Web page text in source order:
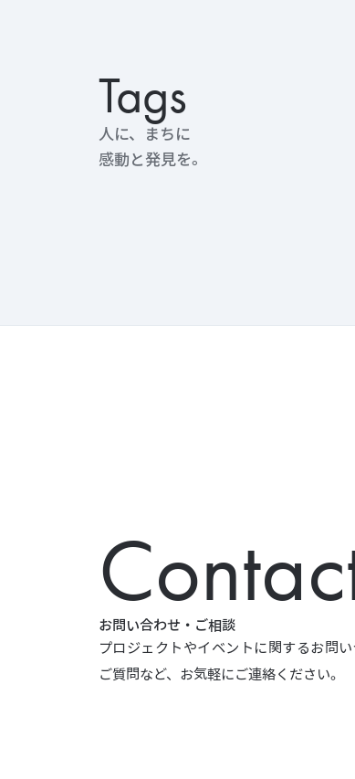
Tags
人に、まちに
感動と発見を。
お問い合わせ・ご相談
プロジェクトやイベントに関するお問
ご質問など、お気軽にご連絡ください。